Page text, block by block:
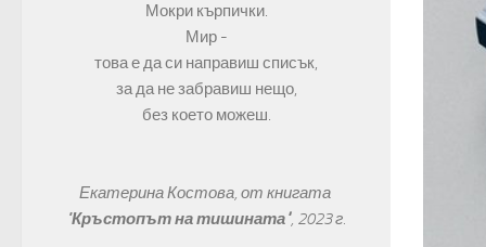
Мокри кърпички.
Мир -
това е да си направиш списък,
за да не забравиш нещо,
без което можеш.
Екатерина Костова, от книгата
"Кръстопът на тишината", 2023 г.